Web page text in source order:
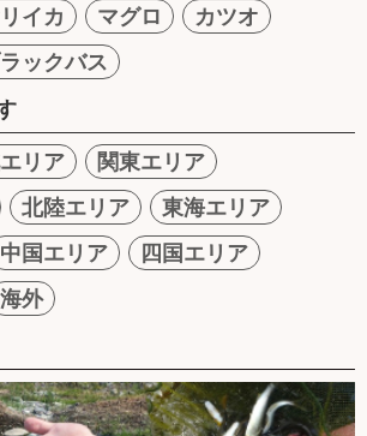
イカ マグロ
カツオ
ックバス
リア
関東エリア
北陸エリア
東海エリア
中国エリア
四国エリア
海外